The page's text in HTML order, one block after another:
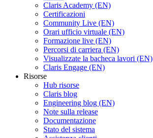
Claris Academy (EN)
Certificazioni
Community Live (EN)
Orari ufficio virtuale (EN)
Formazione live (EN)
Percorsi di carriera (EN)
Visualizzate la bacheca lavori (EN)
Claris Engage (EN)
Risorse
Hub risorse
Claris blog
Engineering blog (EN)
Note sulla release
Documentazione
Stato del sistema